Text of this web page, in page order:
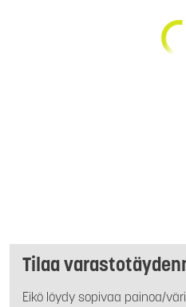
Tilaa
Eikö löydy sopivaa painoa/